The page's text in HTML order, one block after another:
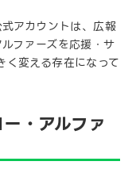
アカウントは、広報
ファーズを応援・サ
く変える存在になって
・アルファ